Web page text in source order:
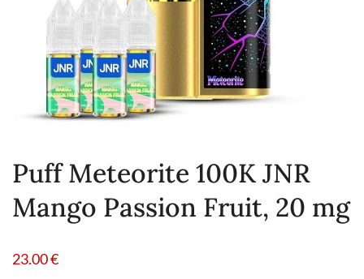
Puff Meteorite 100K JNR
Mango Passion Fruit, 20 mg
23.00€